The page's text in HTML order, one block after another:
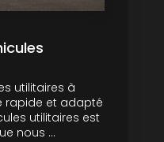
utilitaires à
rapide et adapté
utilitaires est
nous ...